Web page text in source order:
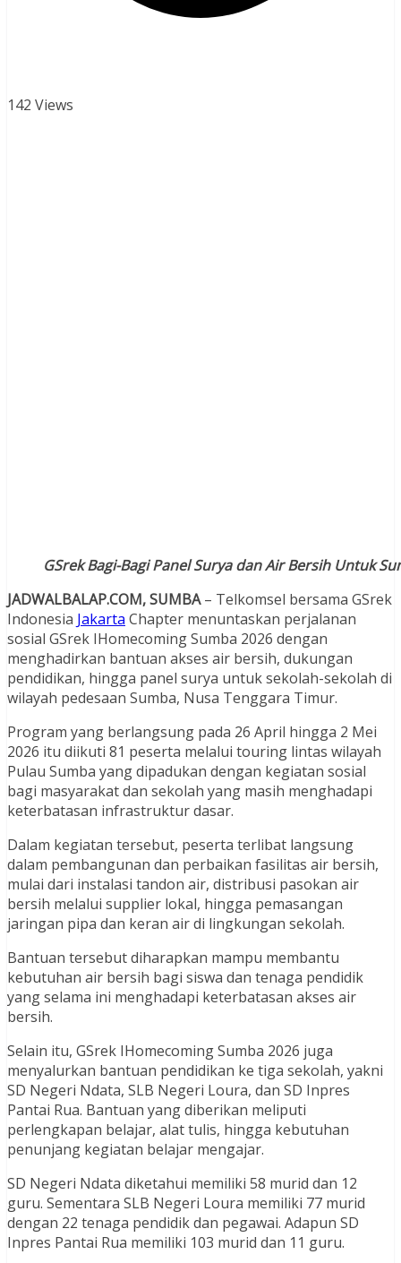
142 Views
GSrek Bagi-Bagi Panel Surya dan Air Bersih Untuk
JADWALBALAP.COM, SUMBA– Telkomsel bersama GSrek
Indonesia Jakarta Chapter menuntaskan perjalanan
sosial GSrek IHomecoming Sumba 2026 dengan
menghadirkan bantuan akses air bersih, dukungan
pendidikan, hingga panel surya untuk sekolah-sekolah di
wilayah pedesaan Sumba, Nusa Tenggara Timur.
Program yang berlangsung pada 26 April hingga 2 Mei
2026 itu diikuti 81 peserta melalui touring lintas wilayah
Pulau Sumba yang dipadukan dengan kegiatan sosial
bagi masyarakat dan sekolah yang masih menghadapi
keterbatasan infrastruktur dasar.
Dalam kegiatan tersebut, peserta terlibat langsung
dalam pembangunan dan perbaikan fasilitas air bersih,
mulai dari instalasi tandon air, distribusi pasokan air
bersih melalui supplier lokal, hingga pemasangan
jaringan pipa dan keran air di lingkungan sekolah.
Bantuan tersebut diharapkan mampu membantu
kebutuhan air bersih bagi siswa dan tenaga pendidik
yang selama ini menghadapi keterbatasan akses air
bersih.
Selain itu, GSrek IHomecoming Sumba 2026 juga
menyalurkan bantuan pendidikan ke tiga sekolah, yakni
SD Negeri Ndata, SLB Negeri Loura, dan SD Inpres
Pantai Rua. Bantuan yang diberikan meliputi
perlengkapan belajar, alat tulis, hingga kebutuhan
penunjang kegiatan belajar mengajar.
SD Negeri Ndata diketahui memiliki 58 murid dan 12
guru. Sementara SLB Negeri Loura memiliki 77 murid
dengan 22 tenaga pendidik dan pegawai. Adapun SD
Inpres Pantai Rua memiliki 103 murid dan 11 guru.